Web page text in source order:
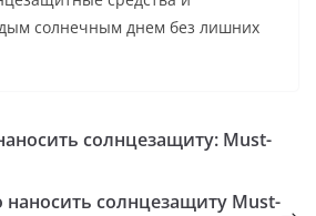
солнечным днем без лишних
солнцезащиту: Must-
наносить солнцезащиту Must-